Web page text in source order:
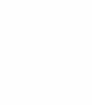
prima d'ora. È qui
The Best Man),
Man: Homecoming) e
con Miles Teller
Domingo (Sing Sing,